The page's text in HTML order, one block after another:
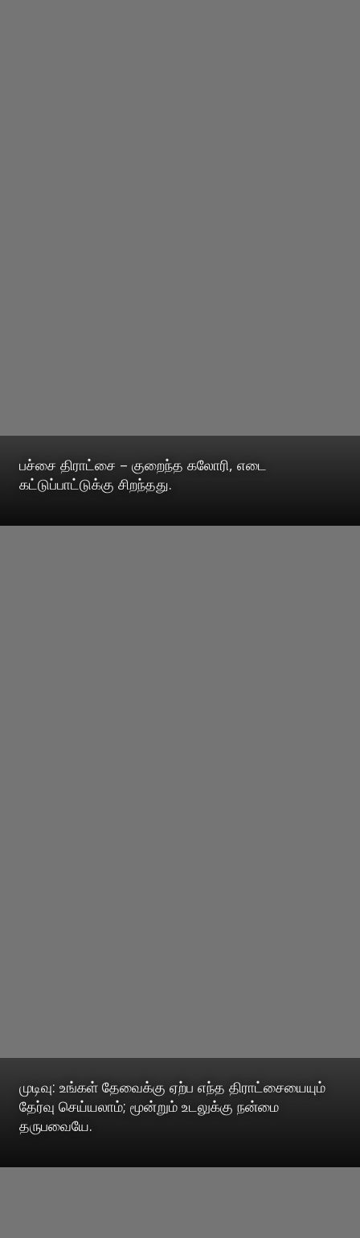
பச்சை திராட்சை – குறைந்த கலோரி, எடை
கட்டுப்பாட்டுக்கு சிறந்தது.
முடிவு: உங்கள் தேவைக்கு ஏற்ப எந்த திராட்சையையும்
தேர்வு செய்யலாம்; மூன்றும் உடலுக்கு நன்மை
தருபவையே.